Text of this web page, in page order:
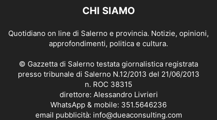
CHI SIAMO
Quotidiano on line di Salerno e provincia. Notizie, opinioni,
approfondimenti, politica e cultura.
© Gazzetta di Salerno testata giornalistica registrata
presso tribunale di Salerno N.12/2013 del 21/06/2013
n. ROC 38315
direttore: Alessandro Livrieri
WhatsApp & mobile: 351.5646236
email pubblicità: info@dueaconsulting.com